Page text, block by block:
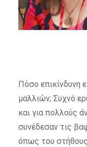
Πόσο επικίνδυνη
μαλλιών; Συχνό
και για πολλούς
συνέδεσαν τις
όπως του